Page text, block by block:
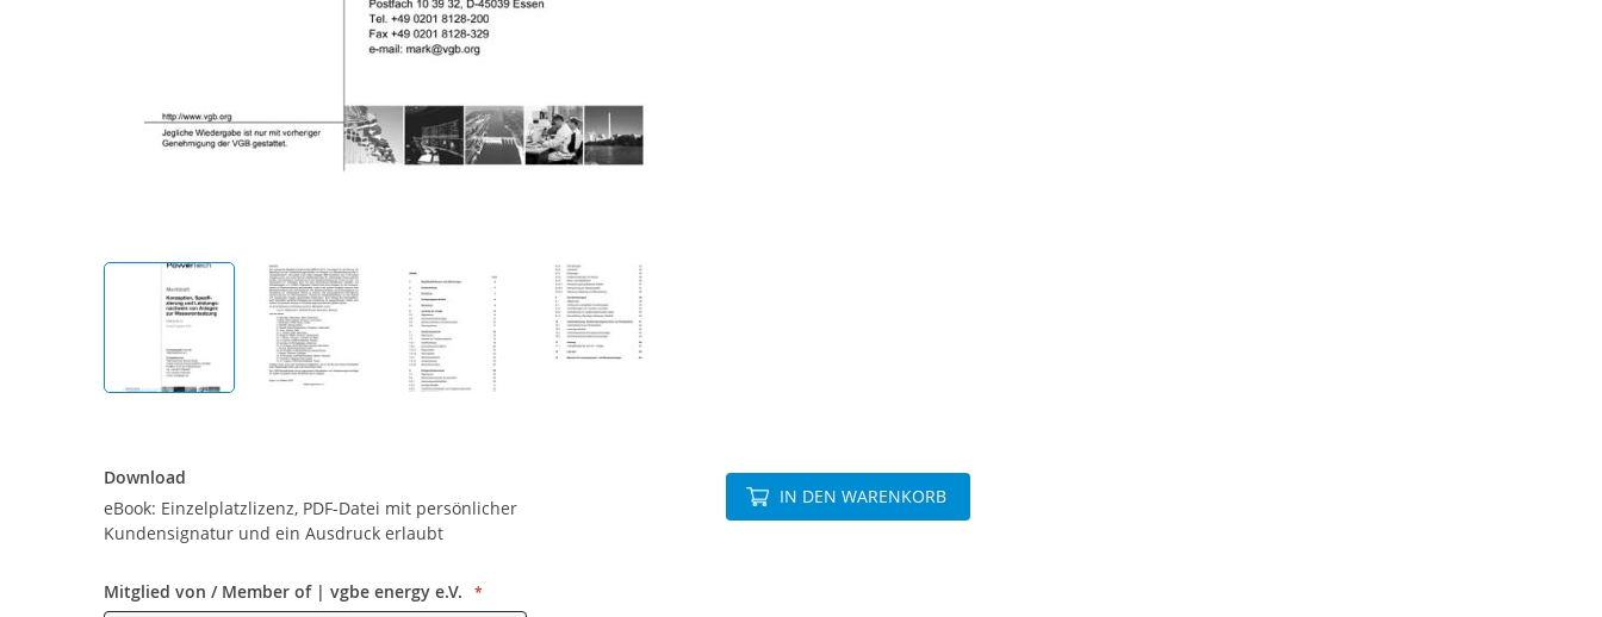
Download
eBook: Einzelplatzlizenz, PDF-Datei mit persönlicher
Kundensignatur und ein Ausdruck erlaubt
Mitglied von / Member of | vgbe energy e.V.
IN DEN WARENKORB